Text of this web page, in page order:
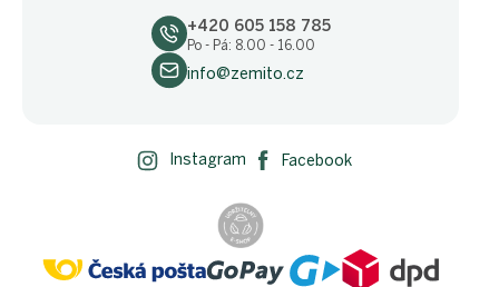
+420 605 158 785
Po - Pá: 8.00 - 16.00
info@zemito.cz
Instagram Facebook